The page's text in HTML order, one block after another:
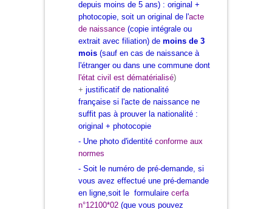
depuis moins de 5 ans) : original +
photocopie, soit un original de l'acte
de naissance (copie intégrale ou
extrait avec filiation) de moins de 3
mois (sauf en cas de naissance à
l'étranger ou dans une commune dont
l'état civil est dématérialisé)
+ justificatif de nationalité
française si l'acte de naissance ne
suffit pas à prouver la nationalité :
original + photocopie
- Une photo d'identité conforme aux
normes
- Soit le numéro de pré-demande , si
vous avez effectué une pré-demande
en ligne,soit le formulaire cerfa
n°12100*02 (que vous pouvez